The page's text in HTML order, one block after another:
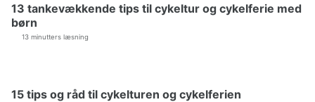
13 tankevækkende tips til cykeltur og cykelferie med
børn
13 minutters læsning
15 tips og råd til cykelturen og cykelferien